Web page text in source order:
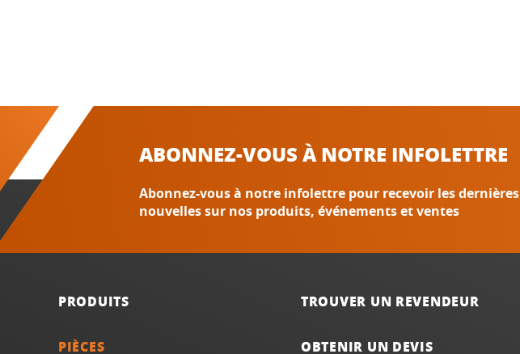
ABONNEZ-VOUS À NOTRE INFOLETTRE
Abonnez-vous à notre infolettre pour recevoir les dernières
nouvelles sur nos produits, événements et ventes
PRODUITS
PIÈCES
TROUVER UN REVENDEUR
OBTENIR UN DEVIS